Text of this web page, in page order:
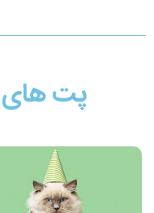
پت های